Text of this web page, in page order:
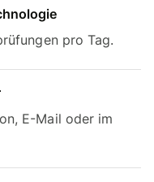
pro Tag.
E-Mail oder im